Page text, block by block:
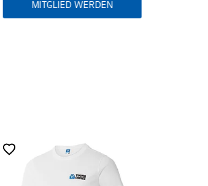
MITGLIED WERDEN